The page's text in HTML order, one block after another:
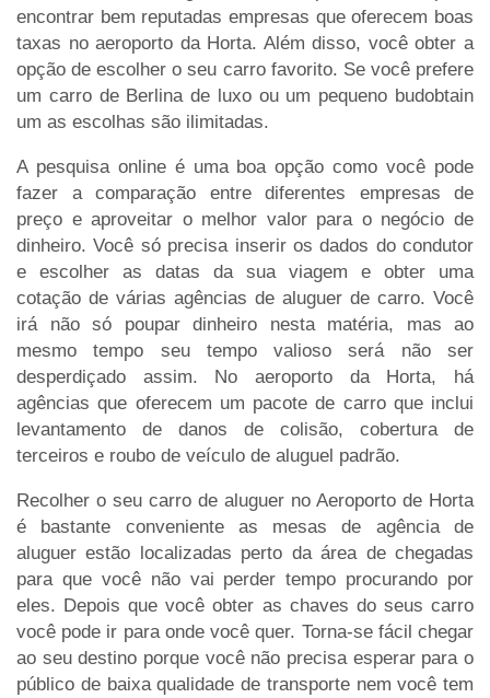
encontrar bem reputadas empresas que oferecem boas
taxas no aeroporto da Horta. Além disso, você obter a
opção de escolher o seu carro favorito. Se você prefere
um carro de Berlina de luxo ou um pequeno budobtain
um as escolhas são ilimitadas.
A pesquisa online é uma boa opção como você pode
fazer a comparação entre diferentes empresas de
preço e aproveitar o melhor valor para o negócio de
dinheiro. Você só precisa inserir os dados do condutor
e escolher as datas da sua viagem e obter uma
cotação de várias agências de aluguer de carro. Você
irá não só poupar dinheiro nesta matéria, mas ao
mesmo tempo seu tempo valioso será não ser
desperdiçado assim. No aeroporto da Horta, há
agências que oferecem um pacote de carro que inclui
levantamento de danos de colisão, cobertura de
terceiros e roubo de veículo de aluguel padrão.
Recolher o seu carro de aluguer no Aeroporto de Horta
é bastante conveniente as mesas de agência de
aluguer estão localizadas perto da área de chegadas
para que você não vai perder tempo procurando por
eles. Depois que você obter as chaves do seus carro
você pode ir para onde você quer. Torna-se fácil chegar
ao seu destino porque você não precisa esperar para o
público de baixa qualidade de transporte nem você tem